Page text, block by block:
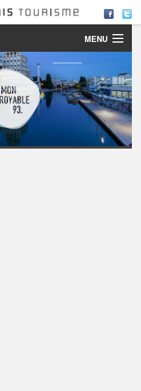
MENU